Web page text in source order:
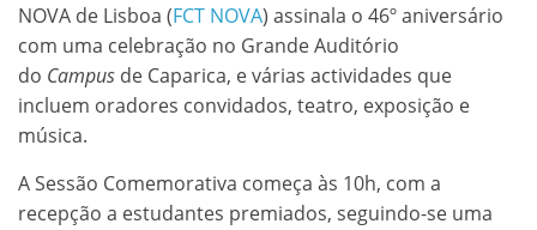
NOVA de Lisboa (FCT NOVA) assinala o 46º aniversário
com uma celebração no Grande Auditório
do Campus de Caparica, e várias actividades que
incluem oradores convidados, teatro, exposição e
música.
A Sessão Comemorativa começa às 10h, com a
recepção a estudantes premiados, seguindo-se uma